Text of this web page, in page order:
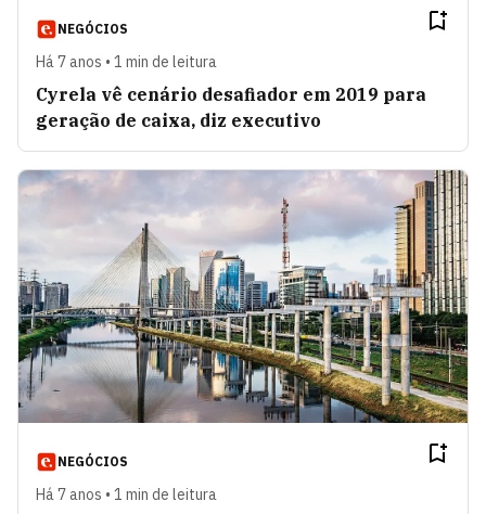
NEGÓCIOS
Há 7 anos • 1 min de leitura
Cyrela vê cenário desafiador em 2019 para
geração de caixa, diz executivo
NEGÓCIOS
Há 7 anos • 1 min de leitura